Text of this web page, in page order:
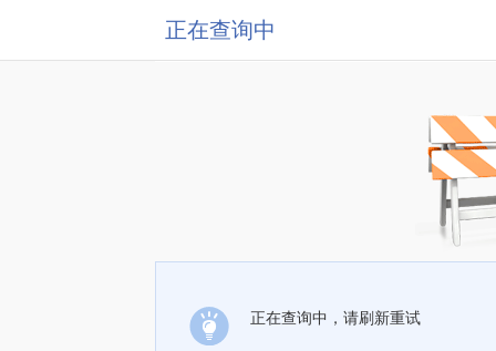
正在查询中
正在查询中，请刷新重试